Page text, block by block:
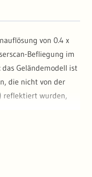
von 0.4 x
Befliegung im
Geländemodell ist
die nicht von der
reflektiert wurden,
(nahes